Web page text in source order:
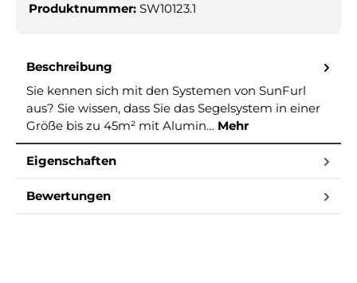
Produktnummer: SW10123.1
Beschreibung
Sie kennen sich mit den Systemen von SunFurl
aus? Sie wissen, dass Sie das Segelsystem in einer
Größe bis zu 45m² mit Alumin… Mehr
Eigenschaften
Bewertungen